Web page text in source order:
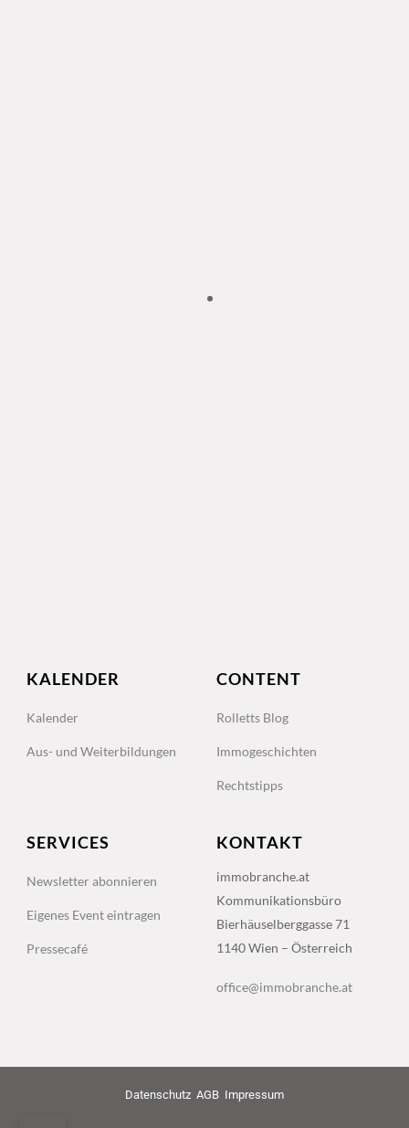
KALENDER
Kalender
Aus- und Weiterbildungen
CONTENT
Rolletts Blog
Immogeschichten
Rechtstipps
SERVICES
Newsletter abonnieren
Eigenes Event eintragen
Pressecafé
KONTAKT
immobranche.at
Kommunikationsbüro
Bierhäuselberggasse 71
1140 Wien – Österreich
office@immobranche.at
Datenschutz AGB Impressum